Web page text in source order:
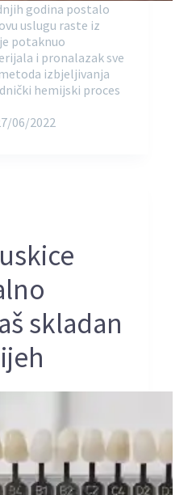
godina postalo
uslugu raste iz
potaknuo
i pronalazak sve
izbjeljivanja
hemijski proces
06/2022
skladan